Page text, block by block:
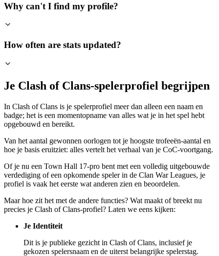
Why can't I find my profile?
How often are stats updated?
Je Clash of Clans-spelerprofiel begrijpen
In Clash of Clans is je spelerprofiel meer dan alleen een naam en
badge; het is een momentopname van alles wat je in het spel hebt
opgebouwd en bereikt.
Van het aantal gewonnen oorlogen tot je hoogste trofeeën-aantal en
hoe je basis eruitziet: alles vertelt het verhaal van je CoC-voortgang.
Of je nu een Town Hall 17-pro bent met een volledig uitgebouwde
verdediging of een opkomende speler in de Clan War Leagues, je
profiel is vaak het eerste wat anderen zien en beoordelen.
Maar hoe zit het met de andere functies? Wat maakt of breekt nu
precies je Clash of Clans-profiel? Laten we eens kijken:
Je Identiteit
Dit is je publieke gezicht in Clash of Clans, inclusief je
gekozen spelersnaam en de uiterst belangrijke spelerstag.